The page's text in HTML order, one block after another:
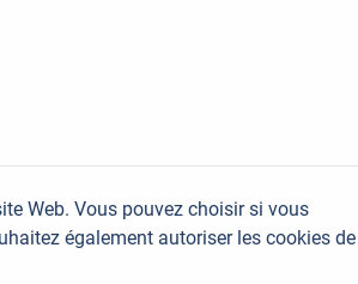
FAQ
Contact
Web. Vous pouvez choisir si vous
également autoriser les cookies de